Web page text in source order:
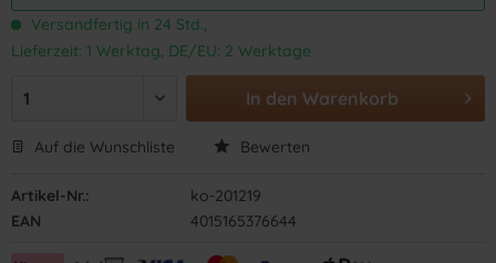
Versandfertig in 24 Std.,
Lieferzeit: 1 Werktag, DE/EU: 2 Werktage
In den Warenkorb
Auf die Wunschliste Bewerten
Artikel-Nr.:
ko-201219
EAN
4015165376644